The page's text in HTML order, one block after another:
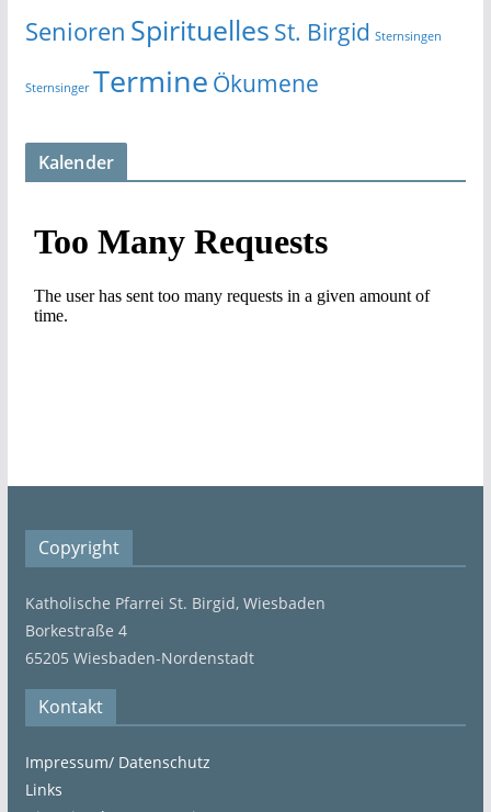
Senioren Spirituelles St. Birgid Sternsingen
Sternsinger Termine Ökumene
Kalender
Copyright
Katholische Pfarrei St. Birgid, Wiesbaden
Borkestraße 4
65205 Wiesbaden-Nordenstadt
Kontakt
Impressum/ Datenschutz
Links